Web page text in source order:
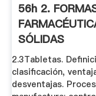
56h 2.
SÓLIDAS
2.3Tabletas.
clasificación,
desventajas.